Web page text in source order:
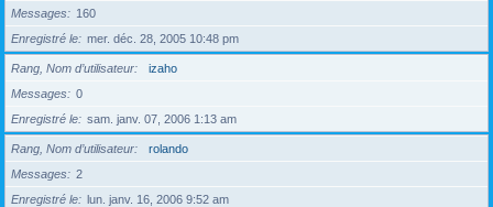
Messages
160
Enregistré le
mer. déc. 28, 2005 10:48 pm
Rang, Nom d’utilisateur
izaho
Messages
0
Enregistré le
sam. janv. 07, 2006 1:13 am
Rang, Nom d’utilisateur
rolando
Messages
2
Enregistré le
lun. janv. 16, 2006 9:52 am